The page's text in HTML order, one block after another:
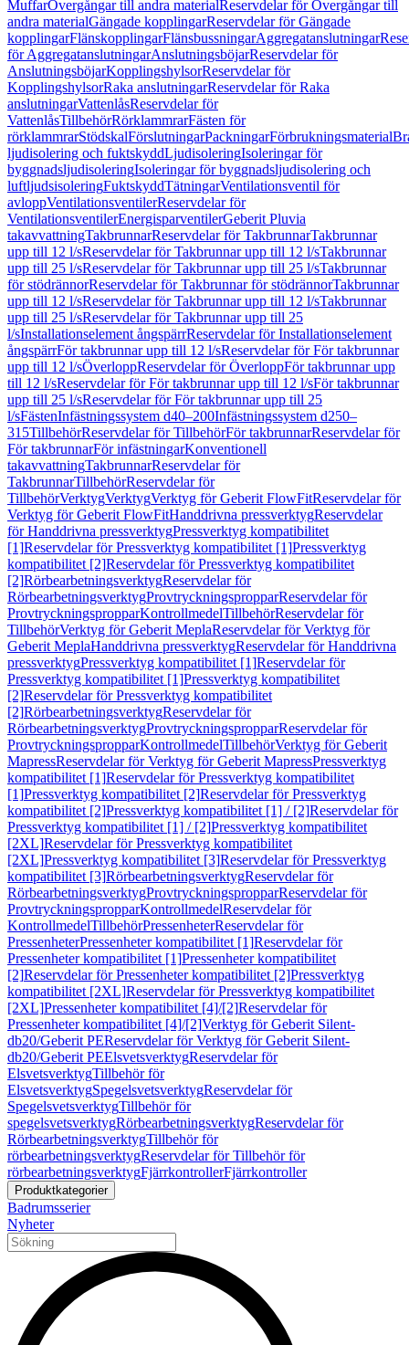
MuffarÖvergångar till andra materialReservdelar för Övergångar till
andra materialGängade kopplingarReservdelar för Gängade
kopplingarFlänskopplingarFlänsbussningarAggregatanslutningar
för AggregatanslutningarAnslutningsböjarReservdelar för
AnslutningsböjarKopplingshylsorReservdelar för
KopplingshylsorRaka anslutningarReservdelar för Raka
anslutningarVattenlåsReservdelar för
VattenlåsTillbehörRörklammrarFästen för
rörklammrarStödskalFörslutningarPackningarFörbrukningsmaterial
ljudisolering och fuktskyddLjudisoleringIsoleringar för
byggnadsljudisoleringIsoleringar för byggnadsljudisolering och
luftljudsisoleringFuktskyddTätningarVentilationsventil för
avloppVentilationsventilerReservdelar för
VentilationsventilerEnergisparventilerGeberit Pluvia
takavvattningTakbrunnarReservdelar för TakbrunnarTakbrunnar
upp till 12 l/sReservdelar för Takbrunnar upp till 12 l/sTakbrunnar
upp till 25 l/sReservdelar för Takbrunnar upp till 25 l/sTakbrunnar
för stödrännorReservdelar för Takbrunnar för stödrännorTakbrunnar
upp till 12 l/sReservdelar för Takbrunnar upp till 12 l/sTakbrunnar
upp till 25 l/sReservdelar för Takbrunnar upp till 25
l/sInstallationselement ångspärrReservdelar för Installationselement
ångspärrFör takbrunnar upp till 12 l/sReservdelar för För takbrunnar
upp till 12 l/sÖverloppReservdelar för ÖverloppFör takbrunnar upp
till 12 l/sReservdelar för För takbrunnar upp till 12 l/sFör takbrunnar
upp till 25 l/sReservdelar för För takbrunnar upp till 25
l/sFästenInfästningssystem d40–200Infästningssystem d250–
315TillbehörReservdelar för TillbehörFör takbrunnarReservdelar för
För takbrunnarFör infästningarKonventionell
takavvattningTakbrunnarReservdelar för
TakbrunnarTillbehörReservdelar för
TillbehörVerktygVerktygVerktyg för Geberit FlowFitReservdelar för
Verktyg för Geberit FlowFitHanddrivna pressverktygReservdelar
för Handdrivna pressverktygPressverktyg kompatibilitet
[1]Reservdelar för Pressverktyg kompatibilitet [1]Pressverktyg
kompatibilitet [2]Reservdelar för Pressverktyg kompatibilitet
[2]RörbearbetningsverktygReservdelar för
RörbearbetningsverktygProvtryckningspropparReservdelar för
ProvtryckningspropparKontrollmedelTillbehörReservdelar för
TillbehörVerktyg för Geberit MeplaReservdelar för Verktyg för
Geberit MeplaHanddrivna pressverktygReservdelar för Handdrivna
pressverktygPressverktyg kompatibilitet [1]Reservdelar för
Pressverktyg kompatibilitet [1]Pressverktyg kompatibilitet
[2]Reservdelar för Pressverktyg kompatibilitet
[2]RörbearbetningsverktygReservdelar för
RörbearbetningsverktygProvtryckningspropparReservdelar för
ProvtryckningspropparKontrollmedelTillbehörVerktyg för Geberit
MapressReservdelar för Verktyg för Geberit MapressPressverktyg
kompatibilitet [1]Reservdelar för Pressverktyg kompatibilitet
[1]Pressverktyg kompatibilitet [2]Reservdelar för Pressverktyg
kompatibilitet [2]Pressverktyg kompatibilitet [1] / [2]Reservdelar för
Pressverktyg kompatibilitet [1] / [2]Pressverktyg kompatibilitet
[2XL]Reservdelar för Pressverktyg kompatibilitet
[2XL]Pressverktyg kompatibilitet [3]Reservdelar för Pressverktyg
kompatibilitet [3]RörbearbetningsverktygReservdelar för
RörbearbetningsverktygProvtryckningspropparReservdelar för
ProvtryckningspropparKontrollmedelReservdelar för
KontrollmedelTillbehörPressenheterReservdelar för
PressenheterPressenheter kompatibilitet [1]Reservdelar för
Pressenheter kompatibilitet [1]Pressenheter kompatibilitet
[2]Reservdelar för Pressenheter kompatibilitet [2]Pressverktyg
kompatibilitet [2XL]Reservdelar för Pressverktyg kompatibilitet
[2XL]Pressenheter kompatibilitet [4]/[2]Reservdelar för
Pressenheter kompatibilitet [4]/[2]Verktyg för Geberit Silent-
db20/Geberit PEReservdelar för Verktyg för Geberit Silent-
db20/Geberit PEElsvetsverktygReservdelar för
ElsvetsverktygTillbehör för
ElsvetsverktygSpegelsvetsverktygReservdelar för
SpegelsvetsverktygTillbehör för
spegelsvetsverktygRörbearbetningsverktygReservdelar för
RörbearbetningsverktygTillbehör för
rörbearbetningsverktygReservdelar för Tillbehör för
rörbearbetningsverktygFjärrkontrollerFjärrkontroller
Produktkategorier
Badrumsserier
Nyheter